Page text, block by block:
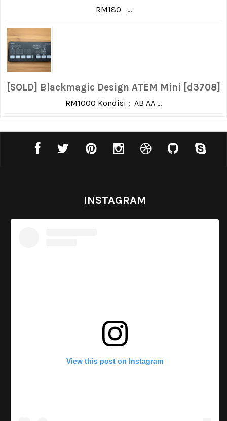
RM180 ...
[SOLD] Blackmagic Design ATEM Mini [d3708]
RM1000 Kondisi : AB AA ...
INSTAGRAM
View this post on Instagram